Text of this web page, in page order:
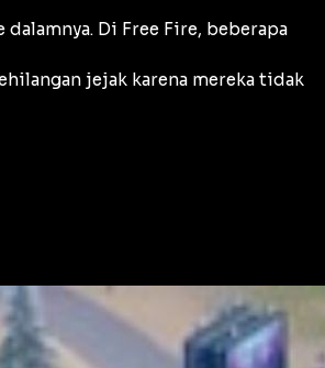
dalamnya. Di Free Fire, beberapa
jejak karena mereka tidak